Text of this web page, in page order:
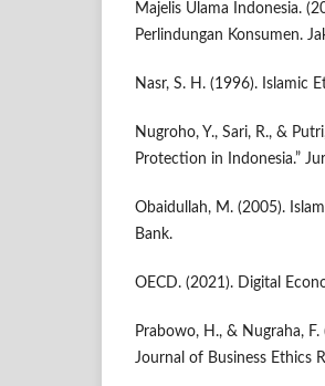
Majelis Ulama Indonesia.
Perlindungan Konsumen.
Nasr, S. H. (1996). Islamic
Nugroho, Y., Sari, R., &
Protection in Indonesia.”
Obaidullah, M. (2005).
Bank.
OECD. (2021). Digital
Prabowo, H., & Nugraha, F.
Journal of Business Ethics